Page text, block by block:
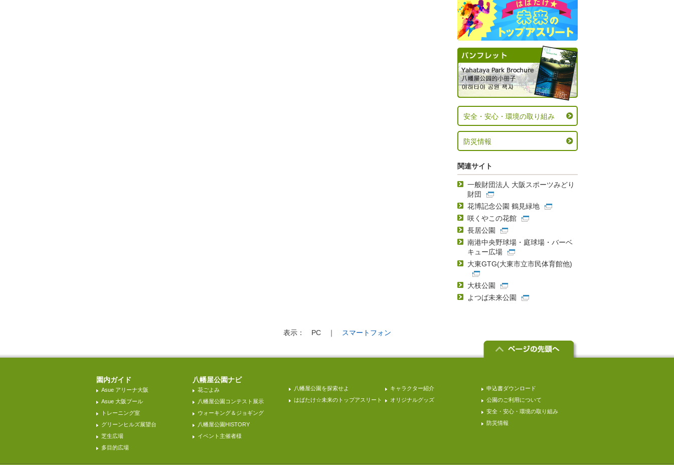
安全・安心・環境の取り組み
防災情報
関連サイト
一般財団法人 大阪スポーツみどり
財団
花博記念公園 鶴見緑地
咲くやこの花館
長居公園
南港中央野球場・庭球場・バーベ
キュー広場
大東GTG(大東市立市民体育館他)
大枝公園
よつば未来公園
表示： PC｜ スマートフォン
園内ガイド
Asue アリーナ大阪
Asue 大阪プール
トレーニング室
グリーンヒルズ展望台
芝生広場
多目的広場
八幡屋公園ナビ
花ごよみ
八幡屋公園コンテスト展示
ウォーキング＆ジョギング
八幡屋公園HISTORY
イベント主催者様
八幡屋公園を探索せよ
はばたけ☆未来のトップアスリート
キャラクター紹介
オリジナルグッズ
申込書ダウンロード
公園のご利用について
安全・安心・環境の取り組み
防災情報